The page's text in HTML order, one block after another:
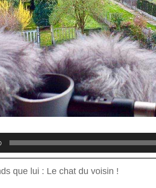
que lui : Le chat du voisin !